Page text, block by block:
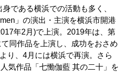
である横浜での活動も多く、
」の演出・主演を横浜市開港
年2月)で上演。2019年は、第
同作品を上演し、成功をおさめ
り、4月には横浜で再演。さら
気作品「七慟伽藍 其の二十」を